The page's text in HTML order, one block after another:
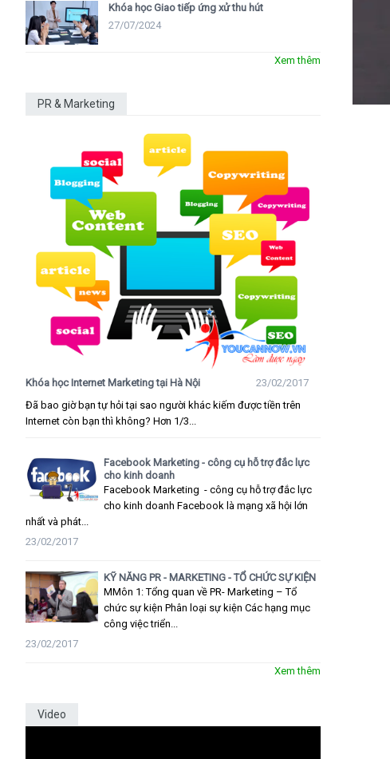
Khóa học Giao tiếp ứng xử thu hút
27/07/2024
Xem thêm
PR & Marketing
Khóa học Internet Marketing tại Hà Nội
23/02/2017
Đã bao giờ bạn tự hỏi tại sao người khác kiếm được tiền trên
Internet còn bạn thì không? Hơn 1/3...
Facebook Marketing - công cụ hỗ trợ đắc lực
cho kinh doanh
Facebook Marketing - công cụ hỗ trợ đắc lực
cho kinh doanh Facebook là mạng xã hội lớn
nhất và phát...
23/02/2017
KỸ NĂNG PR - MARKETING - TỔ CHỨC SỰ KIỆN
MMôn 1: Tổng quan về PR- Marketing – Tổ
chức sự kiện Phân loại sự kiện Các hạng mục
công việc triển...
23/02/2017
Xem thêm
Video